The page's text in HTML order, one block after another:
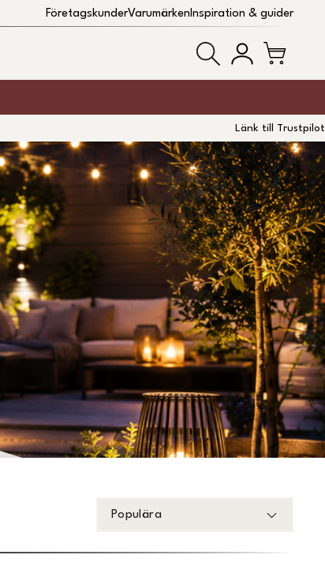
FöretagskunderVarumärkenInspiration & guider
Länk till Trustpilot
Populära